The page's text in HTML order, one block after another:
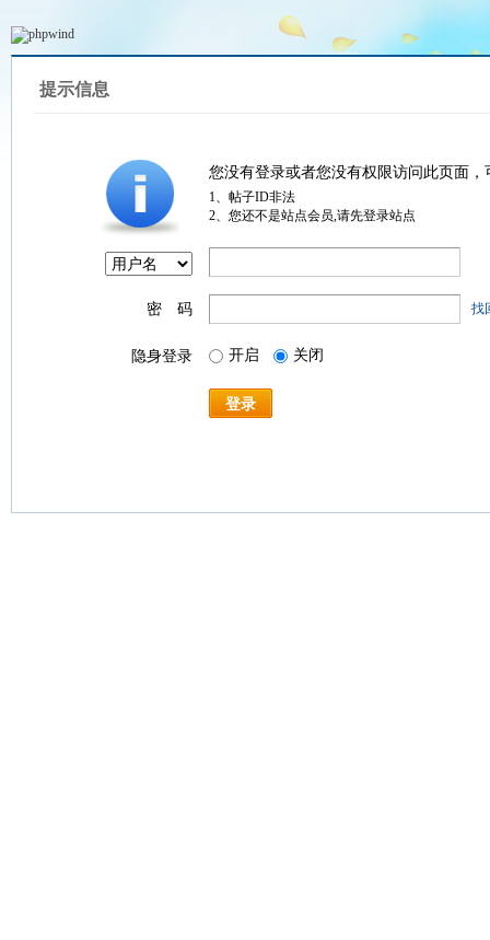
提示信息
您没有登录或者您没有权限访问此页面
1、帖子ID非法
2、您还不是站点会员,请先登录站点
密 码 找
隐身登录 开启 关闭
登录